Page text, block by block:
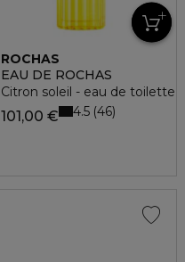
ROCHAS
EAU DE ROCHAS
Citron soleil - eau de toilette
101,00 € 4.5 46